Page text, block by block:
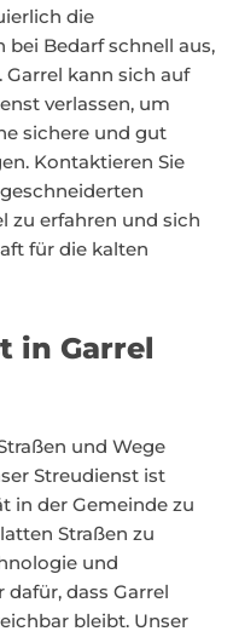
die
Bedarf schnell aus,
Garrel kann sich auf
verlassen, um
sichere und gut
Kontaktieren Sie
zu erfahren und sich
für die kalten
in Garrel
und Wege
Streudienst ist
in der Gemeinde zu
Straßen zu
und
dass Garrel
bleibt. Unser